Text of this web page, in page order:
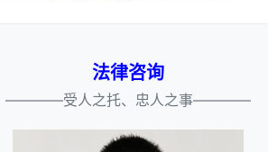
法律咨询
————受人之托、忠人之事————